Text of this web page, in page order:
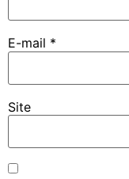
E-mail *
Site